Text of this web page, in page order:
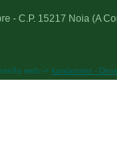
- C.P. 15217 Noia (A
web:-> kantaronet -